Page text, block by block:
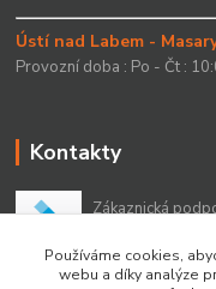
Ústí nad Labem -
Provozní doba : Po - Čt :
Kontakty
Zákaznická
Používáme cookies,
webu a díky analýze